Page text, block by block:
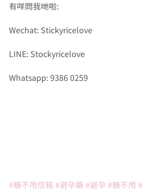
有咩問我哋啦:
Wechat: Stickyricelove
LINE: Stockyricelove
Whatsapp: 9386 0259
#糖不甩信箱 #避孕藥 #避孕 #糖不甩 #